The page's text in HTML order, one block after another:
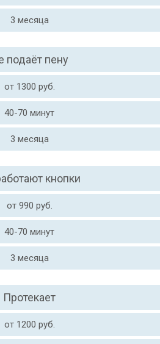
3 месяца
подаёт пену
от 1300 руб.
40-70 минут
3 месяца
кнопки
от 990 руб.
40-70 минут
3 месяца
Протекает
от 1200 руб.